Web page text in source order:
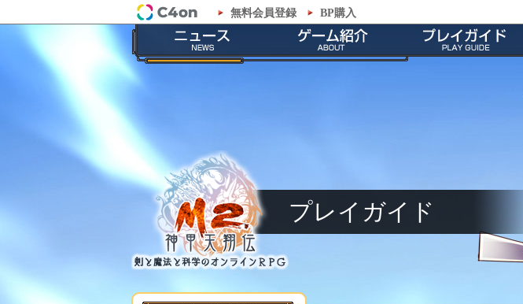
無料会員登録 BP購入
「M2-神甲天翔伝-」プレイガイド - ミニマップ
プレイガイド